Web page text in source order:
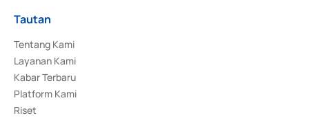
Tautan
Tentang Kami
Layanan Kami
Kabar Terbaru
Platform Kami
Riset